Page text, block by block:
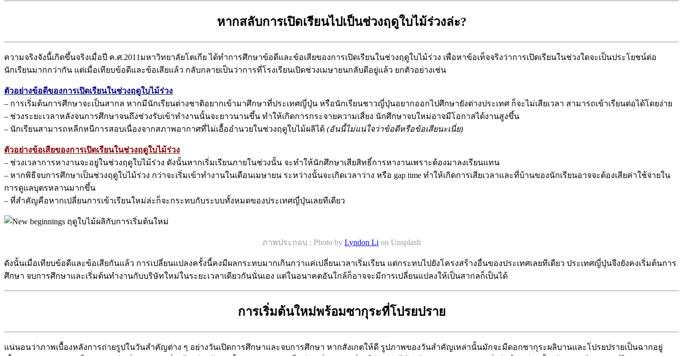
หากสลับการเปิดเรียนไปเป็นช่วงฤดูใบไม้ร่วงล่ะ?
ความจริงจังนี้เกิดขึ้นจริงเมื่อปี ค.ศ.2011มหาวิทยาลัยโตเกีย ได้ทำการศึกษาข้อดีและข้อเสียของการเปิดเรียนในช่วงฤดูใบไม้ร่วง เพื่อหาข้อเท็จจริงว่าการเปิดเรียนในช่วงใดจะเป็นประโยชน์ต่อ
นักเรียนมากกว่ากัน แต่เมื่อเทียบข้อดีและข้อเสียแล้ว กลับกลายเป็นว่าการที่โรงเรียนเปิดช่วงเมษายนกลับดีอยู่แล้ว ยกตัวอย่างเช่น
ตัวอย่างข้อดีของการเปิดเรียนในช่วงฤดูใบไม้ร่วง
– การเริ่มต้นการศึกษาจะเป็นสากล หากมีนักเรียนต่างชาติอยากเข้ามาศึกษาที่ประเทศญี่ปุ่น หรือนักเรียนชาวญี่ปุ่นอยากออกไปศึกษายังต่างประเทศ ก็จะไม่เสียเวลา สามารถเข้าเรียนต่อได้โดยง่าย
– ช่วงระยะเวลาหลังจนการศึกษาจนถึงช่วงรับเข้าทำงานนั้นจะยาวนานขึ้น ทำให้เกิดการกระจายความเสี่ยง นักศึกษาจบใหม่อาจมีโอกาสได้งานสูงขึ้น
– นักเรียนสามารถหลีกหนีการสอบเนื่องจากสภาพอากาศที่ไม่เอื้ออำนวยในช่วงฤดูใบไม้ผลิได้ (อันนี้ไม่แน่ใจว่าข้อดีหรือข้อเสียนะเนี่ย)
ตัวอย่างข้อเสียของการเปิดเรียนในช่วงฤดูใบไม้ร่วง
– ช่วงเวลาการหางานจะอยู่ในช่วงฤดูใบไม้ร่วง ดังนั้นหากเริ่มเรียนภายในช่วงนั้น จะทำให้นักศึกษาเสียสิทธิ์การหางานเพราะต้องมาลงเรียนแทน
– หากพิธีจบการศึกษาเป็นช่วงฤดูใบไม้ร่วง กว่าจะเริ่มเข้าทำงานในเดือนเมษายน ระหว่างนั้นจะเกิดเวลาว่าง หรือ gap time ทำให้เกิดการเสียเวลาและที่บ้านของนักเรียนอาจจะต้องเสียค่าใช้จ่ายใน
การดูแลบุตรหลานมากขึ้น
– ที่สำคัญคือหากเปลี่ยนการเข้าเรียนใหม่ล่ะก็จะกระทบกับระบบทั้งหมดของประเทศญี่ปุ่นเลยทีเดียว
ภาพประกอบ : Photo by Lyndon Li on Unsplash
ดังนั้นเมื่อเทียบข้อดีและข้อเสียกันแล้ว การเปลี่ยนแปลงครั้งนี้คงมีผลกระทบมากเกินกว่าแค่เปลี่ยนเวลาเริ่มเรียน แต่กระทบไปยังโครงสร้างอื่นของประเทศเลยทีเดียว ประเทศญี่ปุ่นจึงยังคงเริ่มต้นการ
ศึกษา จบการศึกษาและเริ่มต้นทำงานกับบริษัทใหม่ในระยะเวลาเดียวกันนั่นเอง แต่ในอนาคตอันใกล้ก็อาจจะมีการเปลี่ยนแปลงให้เป็นสากลก็เป็นได้
การเริ่มต้นใหม่พร้อมซากุระที่โปรยปราย
แน่นอนว่าภาพเบื้องหลังการถ่ายรูปในวันสำคัญต่าง ๆ อย่างวันเปิดการศึกษาและจบการศึกษา หากสังเกตให้ดี รูปภาพของวันสำคัญเหล่านั้นมักจะมีดอกซากุระผลิบานและโปรยปรายเป็นฉากอยู่